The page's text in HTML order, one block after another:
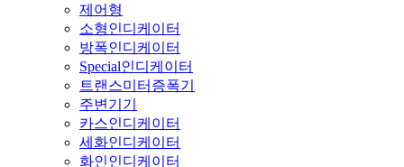
제어형
소형인디케이터
방폭인디케이터
Special인디케이터
트랜스미터증폭기
주변기기
카스인디케이터
세화인디케이터
화인인디케이터